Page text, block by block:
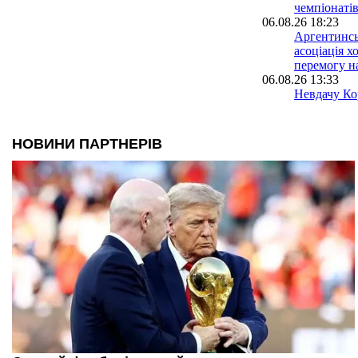
06.08.26 18:23
асоціація
перемогу
06.08.26 13:33
Невдачу
проводити
разом із
05.08.26 23:39
ФІФА
ідеї: чутки
ЧС-2030 у